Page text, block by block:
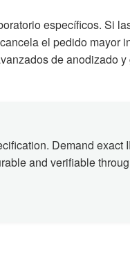
específicos. Si
el pedido mayor
de anodizado
Demand
and verifiable